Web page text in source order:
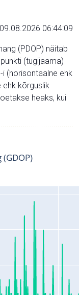
06:44:09
(PDOP) näitab
(tugijaama)
i (horisontaalne ehk
ehk kõrguslik
heaks, kui